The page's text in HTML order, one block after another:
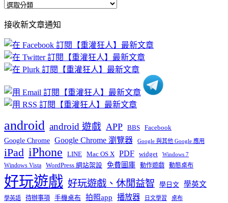
全
文
章
分
類
接收新文章通知
android android 遊戲 APP BBS Facebook
Google Chrome Google Chrome 瀏覽器 Google 與其他 Google 應用
iPad iPhone LINE Mac OS X PDF widget Windows 7
Windows Vista WordPress 網站架設 免費圖庫 動作遊戲 動態桌布
好玩遊戲 好玩遊戲、休閒益智 學日文 學英文
學英語 待辦事項 手機桌布 拍照app 播放器 日文學習 桌布